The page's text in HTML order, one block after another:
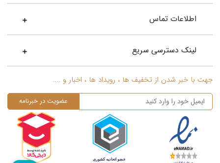
رسیدن روم استفاده شد. با این حال، شکل امروزی و رایج آن تازه از
سال ۱۹۲۰ وارد بازار شد.
گوشواره میخی
گوشواره میخی جزو اولین طرح‌های ساخته شده از این اکسسوری
است و از گذشته‌های دور میان انسان‌ها رواج داشت. این نوع
گوشواره به‌صورت یک پین (میخ) است که در پشت نرمه گوش قفل
می‌شود. برای زیبایی و جذابیت این مدل گوشواره خاص، روی آن
اغلب از سنگ‌های قیمتی مانند مروارید یا الماس جهت تزئین استفاده
می‌شود. گوشواره میخی معمولاً کوچک است و به دلیل انعطافی که در
پذیرش طرح‌های مختلف دارد، میان جوانان از محبوبیت بالایی
برخوردار است. اغلب گوشواره‌های میخی الماس میان خانم‌ها
پرطرفدار است؛ زیرا در عین سادگی و تک‌بودن، قیمتی است و جلوه‌ای
اطلاعات تماس
لینک دسترسی سریع
جهت با خبر شدن از تخفیف ها ، رویداد ها ، اخبار و ....